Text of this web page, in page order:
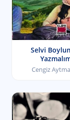
Selvi
Cengiz